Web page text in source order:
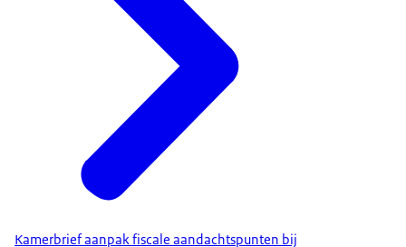
Kamerbrief aanpak fiscale aandachtspunten bij